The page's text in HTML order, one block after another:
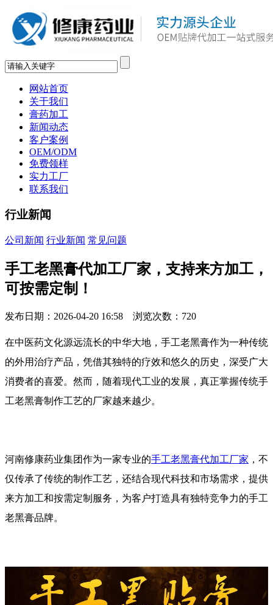
网站首页
关于我们
膏药加工
新闻动态
客户案例
OEM/ODM
免费领样
实力工厂
联系我们
行业新闻
公司新闻 行业新闻 常见问题
手工老黑膏代加工厂家，支持来方加工，
可按需定制！
发布日期：2026-04-20 16:58 浏览次数： 720
在中医药文化源远流长的中华大地，手工老黑膏作为一种传统
的外用治疗产品，凭借其独特的疗效和悠久的历史，深受广大
消费者的喜爱。然而，随着现代工业的发展，真正掌握传统手
工老黑膏制作工艺的厂家越来越少。
河南修康药业集团作为一家专业的手工老黑膏代加工厂家 ，不
仅传承了传统的制作工艺，还结合现代科技和市场需求，提供
来方加工和按需定制服务，为客户打造具有独特竞争力的手工
老黑膏品牌。